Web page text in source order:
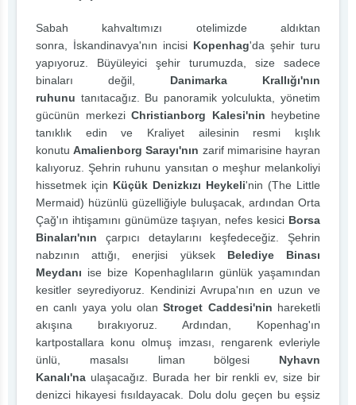
Sabah kahvaltımızı otelimizde aldıktan
sonra, İskandinavya'nın incisi Kopenhag'da şehir turu
yapıyoruz. Büyüleyici şehir turumuzda, size sadece
binaları değil, Danimarka Krallığı'nın
ruhunu tanıtacağız. Bu panoramik yolculukta, yönetim
gücünün merkezi Christianborg Kalesi'nin heybetine
tanıklık edin ve Kraliyet ailesinin resmi kışlık
konutuAmalienborg Sarayı'nın zarif mimarisine hayran
kalıyoruz. Şehrin ruhunu yansıtan o meşhur melankoliyi
hissetmek için Küçük Denizkızı Heykeli'nin (The Little
Mermaid) hüzünlü güzelliğiyle buluşacak, ardından Orta
Çağ'ın ihtişamını günümüze taşıyan, nefes kesici Borsa
Binaları'nın çarpıcı detaylarını keşfedeceğiz. Şehrin
nabzının attığı, enerjisi yüksek Belediye Binası
Meydanı ise bize Kopenhaglıların günlük yaşamından
kesitler seyrediyoruz. Kendinizi Avrupa'nın en uzun ve
en canlı yaya yolu olanStroget Caddesi'nin hareketli
akışına bırakıyoruz. Ardından, Kopenhag'ın
kartpostallara konu olmuş imzası, rengarenk evleriyle
ünlü, masalsı liman bölgesi Nyhavn
Kanalı'na ulaşacağız. Burada her bir renkli ev, size bir
denizci hikayesi fısıldayacak. Dolu dolu geçen bu eşsiz